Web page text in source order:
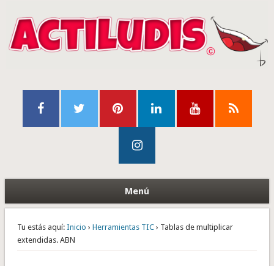
Menú
Tu estás aquí: Inicio › Herramientas TIC› Tablas de multiplicar
extendidas. ABN